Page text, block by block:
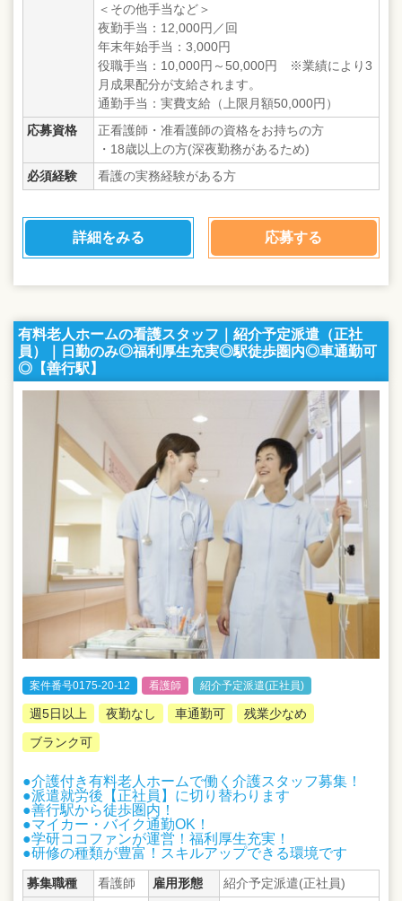
＜その他手当など＞
夜勤手当：12,000円／回
年末年始手当：3,000円
役職手当：10,000円～50,000円 ※業績により3
月成果配分が支給されます。
通勤手当：実費支給（上限月額50,000円）
応募資格
正看護師・准看護師の資格をお持ちの方
・18歳以上の方(深夜勤務があるため)
必須経験
看護の実務経験がある方
詳細をみる 応募する
有料老人ホームの看護スタッフ｜紹介予定派遣（正社
員）｜日勤のみ◎福利厚生充実◎駅徒歩圏内◎車通勤可
◎【善行駅】
案件番号0175-20-12 看護師 紹介予定派遣(正社員)
週5日以上 夜勤なし 車通勤可
残業少なめ
ブランク可
●介護付き有料老人ホームで働く介護スタッフ募集！
●派遣就労後【正社員】に切り替わります
●善行駅から徒歩圏内！
●マイカー・バイク通勤OK！
●学研ココファンが運営！福利厚生充実！
●研修の種類が豊富！スキルアップできる環境です
募集職種 看護師 雇用形態
紹介予定派遣(正社員)